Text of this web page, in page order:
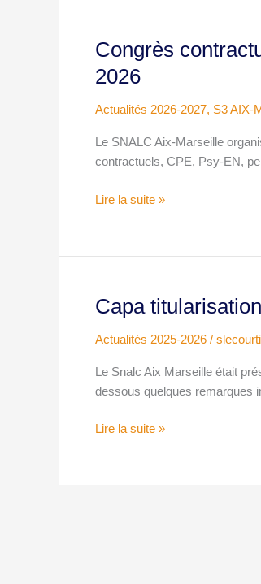
Congrès
2026
Actualités 2026-2027, S3 AIX-
Le SNALC Aix-Marseille
contractuels, CPE, Psy-EN,
Congrès
contractuels,
AED,
AESH
Marseille
–
septembre
Lire la suite »
Capa
Actualités 2025-2026 /
Le Snalc Aix Marseille était
dessous quelques remarques
Capa
titularisation
agrégés
25
juin
Lire la suite »